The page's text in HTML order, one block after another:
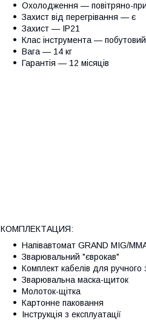
Охолодження — повітряно-
Захист від перегрівання — є
Захист — IP21
Клас інструмента — побутовий
Вага — 14 кг
Гарантія — 12 місяців
КОМПЛЕКТАЦИЯ:
Напівавтомат GRAND MIG/
Зварювальний "єврокав"
Комплект кабелів для
Зварювальна маска-щиток
Молоток-щітка
Картонне паковання
Інструкція з експлуатації